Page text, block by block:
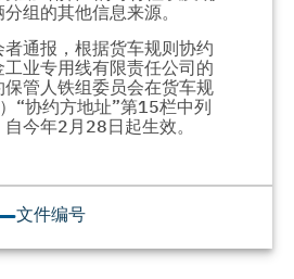
组的其他信息来源。
通报，根据货车规则协约
业专用线有限责任公司的
管人铁组委员会在货车规
“协约方地址”第15栏中列
今年2月28日起生效。
文件编号